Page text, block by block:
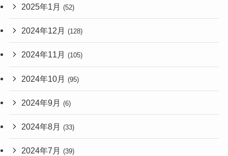
2025年1月 (52)
2024年12月 (128)
2024年11月 (105)
2024年10月 (95)
2024年9月 (6)
2024年8月 (33)
2024年7月 (39)